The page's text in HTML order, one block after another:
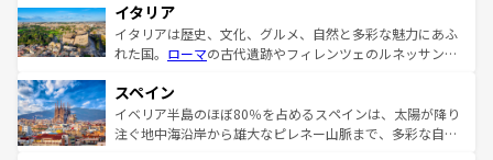
イタリア
イタリアは歴史、文化、グルメ、自然と多彩な魅力にあふ
れた国。 ローマの古代遺跡やフィレンツェのルネッサンス
ろん、トスカーナの美しい田園風景やアマルフィ海岸の絶
景など、自然景観も見逃せない。観光の合間には、本場の
ピザやパスタなど、絶品のイタリア料理を堪能することも
スペイン
イベリア半島のほぼ80％を占めるスペインは、太陽が降り
注ぐ地中海沿岸から雄大なピレネー山脈まで、多彩な自然